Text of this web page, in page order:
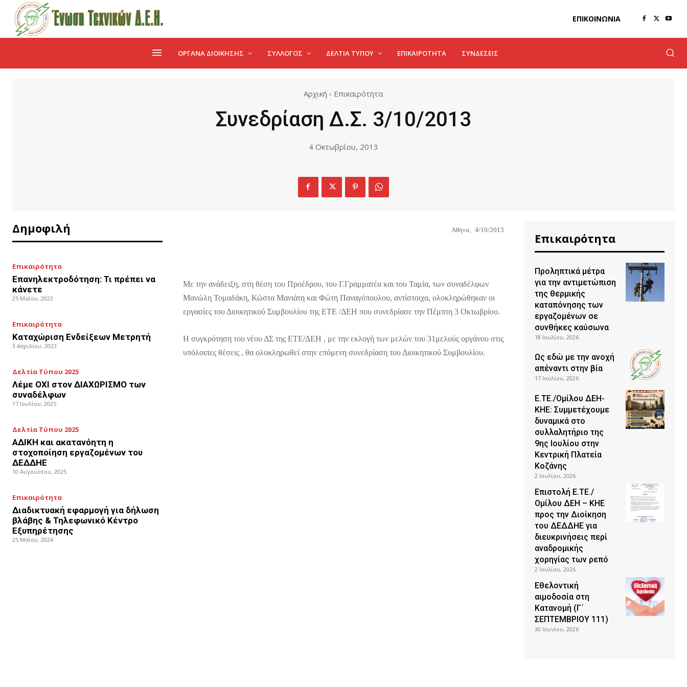
ΕΠΙΚΟΙΝΩΝΊΑ
ΌΡΓΑΝΑ ΔΙΟΊΚΗΣΗΣ ΣΥΛΛΟΓΟΣ ΔΕΛΤΊΑ ΤΎΠΟΥ ΕΠΙΚΑΙΡΌΤΗΤΑ ΣΥΝΔΈΣΕΙΣ
Αρχική Επικαιρότητα
Συνεδρίαση Δ.Σ. 3/10/2013
4 Οκτωβρίου, 2013
Δημοφιλή
Επικαιρότητα
Επανηλεκτροδότηση: Τι πρέπει να
κάνετε
25 Μαΐου, 2023
Επικαιρότητα
Καταχώριση Ενδείξεων Μετρητή
3 Απριλίου, 2023
Δελτία Τύπου 2025
Λέμε ΟΧΙ στον ΔΙΑΧΩΡΙΣΜΟ των
συναδέλφων
17 Ιουλίου, 2025
Δελτία Τύπου 2025
ΑΔΙΚΗ και ακατανόητη η
στοχοποίηση εργαζομένων του
ΔΕΔΔΗΕ
10 Αυγούστου, 2025
Επικαιρότητα
Διαδικτυακή εφαρμογή για δήλωση
βλάβης & Τηλεφωνικό Κέντρο
Εξυπηρέτησης
25 Μαΐου, 2024
Αθήνα, 4/10/2013
Με την ανάδειξη, στη θέση του Προέδρου, του Γ.Γραμματέα και του Ταμία, των συναδέλφων
Μανώλη Τομαδάκη, Κώστα Μανιάτη και Φώτη Παναγόπουλου, αντίστοιχα, ολοκληρώθηκαν οι
εργασίες του Διοικητικού Συμβουλίου της ΕΤΕ /ΔΕΗ που συνεδρίασε την Πέμπτη 3 Οκτωβρίου.
Η συγκρότηση του νέου ΔΣ της ΕΤΕ/ΔΕΗ , με την εκλογή των μελών του 31μελούς οργάνου στις
υπόλοιπες θέσεις , θα ολοκληρωθεί στην επόμενη συνεδρίαση του Διοικητικού Συμβουλίου.
Επικαιρότητα
Προληπτικά μέτρα
για την αντιμετώπιση
της θερμικής
καταπόνησης των
εργαζομένων σε
συνθήκες καύσωνα
18 Ιουλίου, 2026
Ως εδώ με την ανοχή
απέναντι στην βία
17 Ιουλίου, 2026
Ε.ΤΕ./Ομίλου ΔΕΗ-
ΚΗΕ: Συμμετέχουμε
δυναμικά στο
συλλαλητήριο της
9ης Ιουλίου στην
Κεντρική Πλατεία
Κοζάνης
2 Ιουλίου, 2026
Επιστολή Ε.ΤΕ./
Ομίλου ΔΕΗ – ΚΗΕ
προς την Διοίκηση
του ΔΕΔΔΗΕ για
διευκρινήσεις περί
αναδρομικής
χορηγίας των ρεπό
2 Ιουλίου, 2026
Εθελοντική
αιμοδοσία στη
Κατανομή (Γ΄
ΣΕΠΤΕΜΒΡΙΟΥ 111)
30 Ιουνίου, 2026